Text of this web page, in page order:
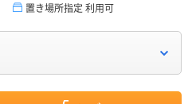
置き場所指定 利用可